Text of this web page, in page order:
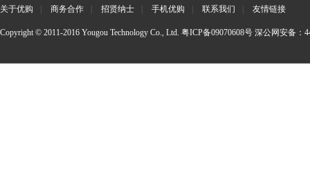
关于优购 商务合作 招贤纳士 手机优购 联系我们 友情链接
Copyright © 2011-2016 Yougou Technology Co., Ltd. 粤ICP备09070608号 深公网安备：